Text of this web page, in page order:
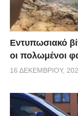
Εντυπωσιακό
οι πολωμένοι
16 ΔΕΚΕΜΒΡΊΟΥ,